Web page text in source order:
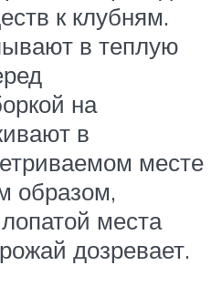
к клубням.
в теплую
на
в
месте
образом,
места
дозревает.